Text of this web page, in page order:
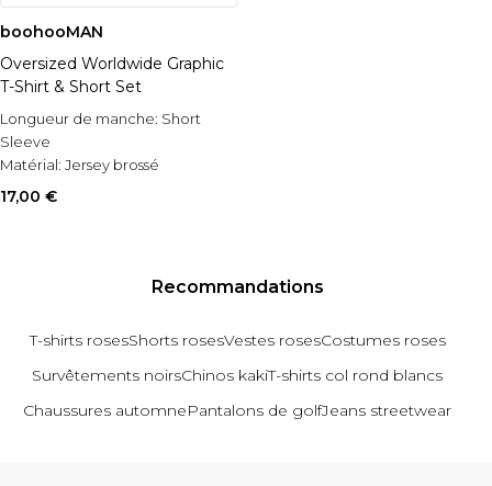
boohooMAN
Oversized Worldwide Graphic
T-Shirt & Short Set
Longueur de manche: Short
Sleeve
Matérial: Jersey brossé
Style:
Printed Short Set
17,00 €
Recommandations
T-shirts rosesShorts rosesVestes rosesCostumes roses
Survêtements noirsChinos kakiT-shirts col rond blancs
Chaussures automnePantalons de golfJeans streetwear